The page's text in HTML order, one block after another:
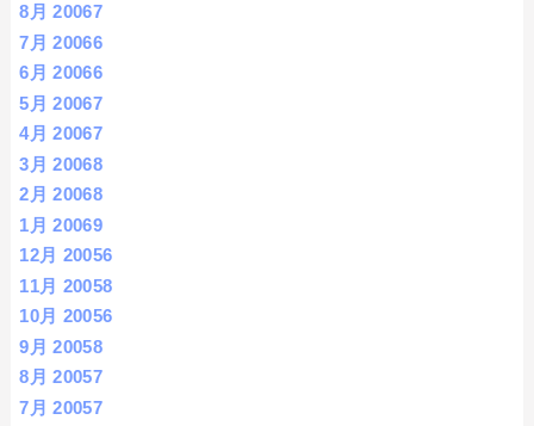
8月 20067
7月 20066
6月 20066
5月 20067
4月 20067
3月 20068
2月 20068
1月 20069
12月 20056
11月 20058
10月 20056
9月 20058
8月 20057
7月 20057